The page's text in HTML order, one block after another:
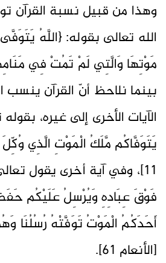
وهذا من قبيل نسبة القرآن
الله تعالى بقوله: {اللَّهُ
بينما نلاحظ أنّ القرآن
الآيات الأخرى إلى غيره،
يَتَوَفَّاكُم مَّلَكُ الْمَوْتِ الَّذِي
11]، وفي آية أخرى يقول
فَوْقَ عِبَادِهِ وَيُرْسِلُ عَلَيْكُم
أَحَدَكُمُ الْمَوْتُ تَوَفَّتْهُ رُسُلُنَا
[الأنعام 61].